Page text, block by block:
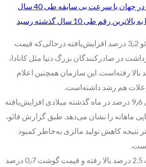
رشد قیمت مواد غذایی در جهان با سرعت بی سابقه‌ طی 40 سال
رقم طی 10 سال گذشته رسید
شاخص قیمت غلات فائو 3٫2 درصد افزایش‌یافته درحالی‌که قیمت
در صادرکنندگان بزرگ دنیا مثل کانادا،
آمریکا 5 درصد بالا رفته‌است. این سازمان همچنین اعلام
غلات هم رشد داشته‌است.
قیمت روغن‌های گیاهی 9٫6 درصد در ماه گذشته میلادی افزایش‌یافته
ماهانه را نشان می‌دهد. طبق گزارش فائو،
نتیجه کاهش تولید مالزی به‌خاطر کمبود
دراین‌بین، قیمت لبنیات 2.5 درصد بالا رفته و قیمت گوشت 0٫7 درصد